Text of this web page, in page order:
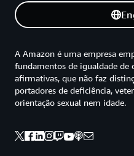
A Amazon é uma empresa
fundamentos de igualdade de
afirmativas, que não faz
portadores de deficiência,
orientação sexual nem idade.